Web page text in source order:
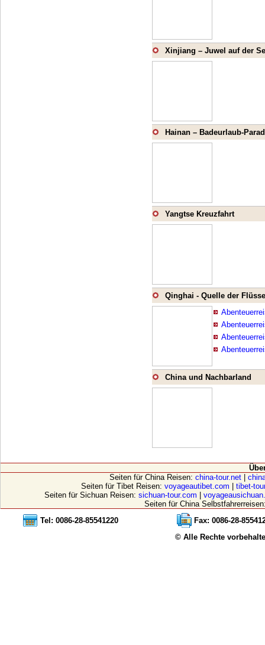
Xinjiang – Juwel auf der
Hainan – Badeurlaub-
Yangtse Kreuzfahrt
Qinghai - Quelle der Flüsse
China und Nachbarland
Seiten für China Reisen: china-tour.net|
Seiten für Tibet Reisen: voyageautibet.com
tibet-
Seiten für Sichuan Reisen: sichuan-tour.com
Seiten für China
Tel: 0086-28-85541220
Fax: 0086-28-
© Alle Rechte